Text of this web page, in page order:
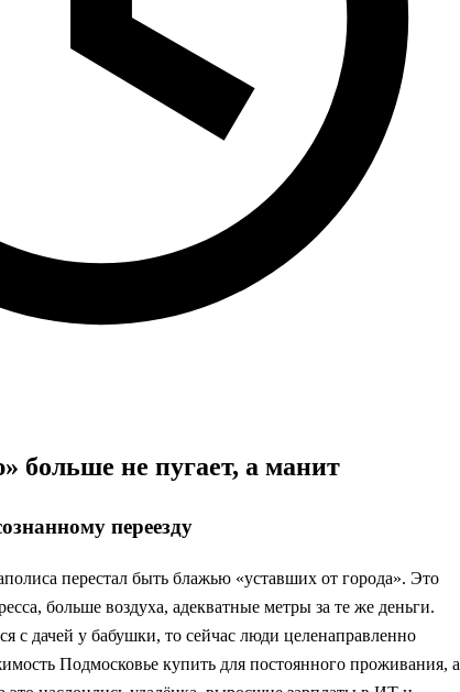
больше не пугает, а манит
переезду
перестал быть блажью «уставших от города». Это
больше воздуха, адекватные метры за те же деньги.
с дачей у бабушки, то сейчас люди целенаправленно
Подмосковье купить для постоянного проживания, а